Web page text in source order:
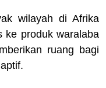
wilayah di Afrika
ke produk waralaba
ruang bagi